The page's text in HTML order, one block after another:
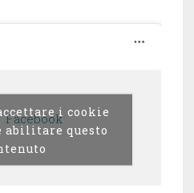
Facebooki cookie
abilitare questo